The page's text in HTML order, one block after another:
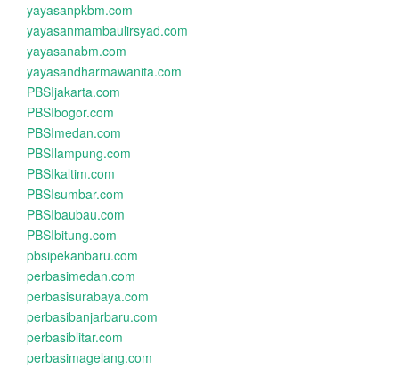
yayasanpkbm.com
yayasanmambaulirsyad.com
yayasanabm.com
yayasandharmawanita.com
PBSIjakarta.com
PBSIbogor.com
PBSImedan.com
PBSIlampung.com
PBSIkaltim.com
PBSIsumbar.com
PBSIbaubau.com
PBSIbitung.com
pbsipekanbaru.com
perbasimedan.com
perbasisurabaya.com
perbasibanjarbaru.com
perbasiblitar.com
perbasimagelang.com